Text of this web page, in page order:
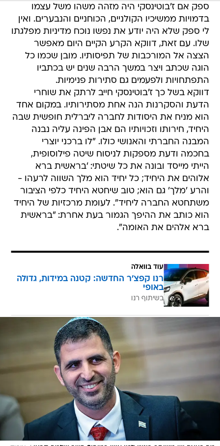
ספק אם ז'בוטינסקי היה מזהה משהו משל עצמו
בדמויות ממשיכיו הקולניים, הכוחניים והנבערים. ואין
לי ספק שלא היה יודע את נפשו נוכח מדיניות מפלגתו
שלו. עם זאת, דווקא הקרע הקיים היום מאפשר
הצצה אל המורכבות של תפיסותיו. מובן שכמו כל
הוגה שכתב ויצר במשך הרבה שנים יש בכתביו
התפתחויות ולפעמים גם סתירות פנימיות.
דווקא בשל כך ז'בוטינסקי חייב לרתק את שוחרי
הדעת והסקרנות הנה אחת מסתירותיו. במקום אחד
הוא מניח את היסודות לחברה ליברלית חופשית שבה
היחיד, חירותו וזכויותיו הם אבן הפינה עליה נבנה
המבנה החברתי והאנושי כולו. "לו ברכני יוצרי
בחכמה ודעת מספקות לניסוח שיטה פילוסופית,
הייתי מייסד ובונה את כל שיטתי: 'בראשית ברא
אלוהים את היחיד; כל יחיד הוא מלך השווה לרעהו -
והרע 'מלך' גם הוא; טוב שיחטא היחיד כלפי הציבור
משתחטא החברה ליחיד". לעומת מרכזיות של היחיד
הוא כותב את ההיפך הגמור בעת אחרת: "בראשית
ברא אלהים את האומה".
עוד בוואלה
רנו קפצ'ר החדשה: קטנה במידות, גדולה
באופי
בשיתוף רנו